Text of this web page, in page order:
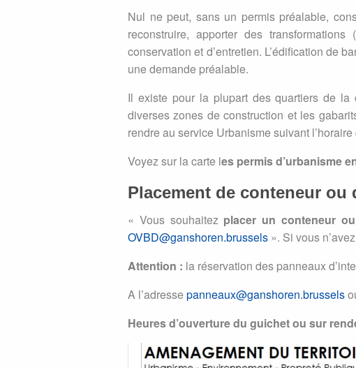
Nul ne peut, sans un permis préalable,
reconstruire, apporter des
conservation et d’entretien. L’édification de
une demande préalable.
Il existe pour la plupart des quartiers de la
diverses zones de construction et les
rendre au service Urbanisme suivant
Voyez sur la carte les permis d’urbanisme
Placement de conteneur ou
« Vous souhaitez placer un conteneur
OVBD@ganshoren.brussels ». Si vous
Attention : la réservation des panneaux
A l’adresse panneaux@ganshoren.brussels
Heures d’ouverture du guichet ou sur